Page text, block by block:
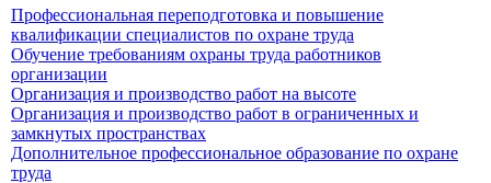
Профессиональная переподготовка и повышение
квалификации специалистов по охране труда
Обучение требованиям охраны труда работников
организации
Организация и производство работ на высоте
Организация и производство работ в ограниченных и
замкнутых пространствах
Дополнительное профессиональное образование по охране
труда